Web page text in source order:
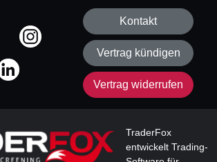
Accounts
Kontakt
Vertrag kündigen
Vertrag widerrufen
TraderFox
entwickelt Trading-